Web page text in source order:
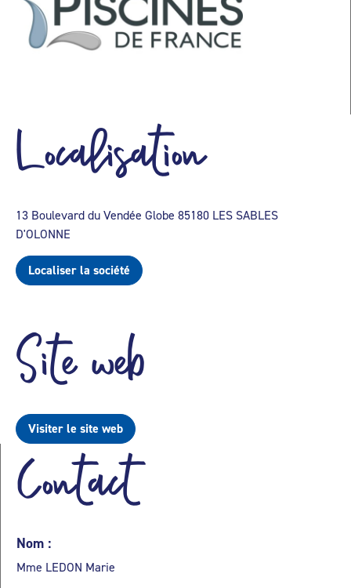
Localisation
13 Boulevard du Vendée Globe 85180 LES SABLES
D'OLONNE
Localiser la société
Site web
Visiter le site web
Contact
Nom :
Mme LEDON Marie